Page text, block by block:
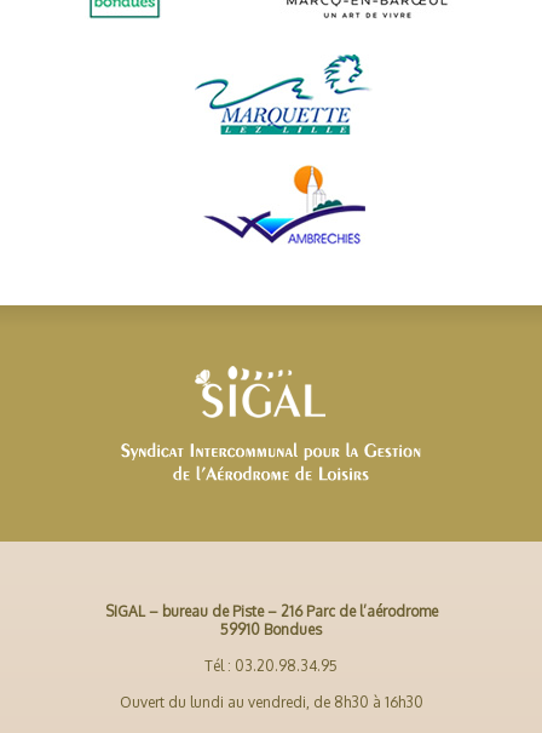
SIGAL – bureau de Piste – 216 Parc de l’aérodrome
59910 Bondues
Tél : 03.20.98.34.95
Ouvert du lundi au vendredi, de 8h30 à 16h30